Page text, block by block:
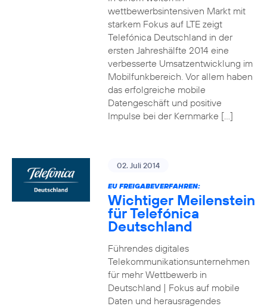
wettbewerbsintensiven Markt mit
starkem Fokus auf LTE zeigt
Telefónica Deutschland in der
ersten Jahreshälfte 2014 eine
verbesserte Umsatzentwicklung im
Mobilfunkbereich. Vor allem haben
das erfolgreiche mobile
Datengeschäft und positive
Impulse bei der Kernmarke […]
02. Juli 2014
EU FREIGABEVERFAHREN:
Wichtiger Meilenstein
für Telefónica
Deutschland
Führendes digitales
Telekommunikationsunternehmen
für mehr Wettbewerb in
Deutschland | Fokus auf mobile
Daten und herausragendes